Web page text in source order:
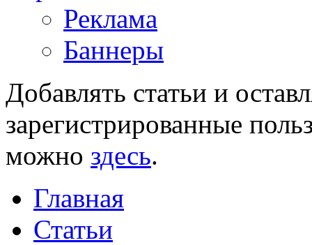
Реклама
Баннеры
Добавлять статьи и
зарегистрированные
можно здесь.
Главная
Статьи